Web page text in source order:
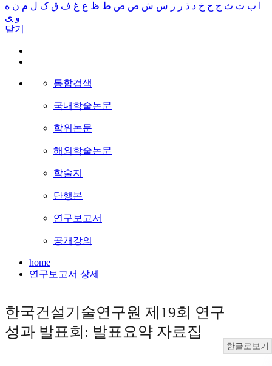
ب ت ث ج ح خ د ذ ر ز س ش ص ض ط ظ ع غ ف ق ک ل م ن ه
و ی
닫기
통합검색
국내학술논문
학위논문
해외학술논문
학술지
단행본
연구보고서
공개강의
home
연구보고서 상세
한국건설기술연구원 제19회 연구
성과 발표회: 발표요약 자료집
한글로보기